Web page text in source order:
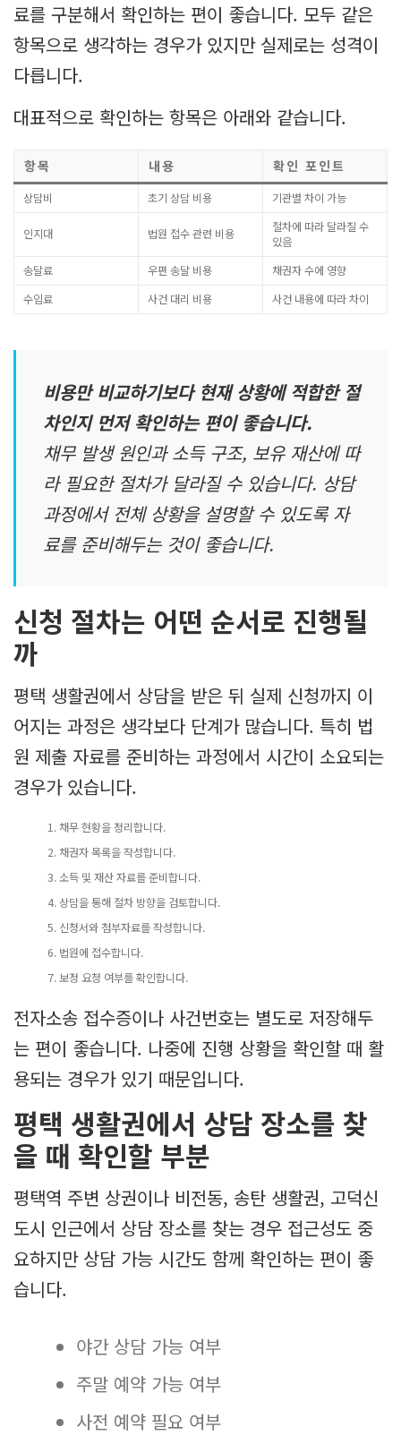
료를 구분해서 확인하는 편이 좋습니다. 모두 같은
항목으로 생각하는 경우가 있지만 실제로는 성격이
다릅니다.
대표적으로 확인하는 항목은 아래와 같습니다.
항목 내용 확인 포인트
상담비 초기 상담 비용 기관별 차이 가능
인지대 법원 접수 관련 비용
절차에 따라 달라질 수
있음
송달료
우편 송달 비용
채권자 수에 영향
수임료
사건 대리 비용 사건 내용에 따라 차이
비용만 비교하기보다 현재 상황에 적합한 절
차인지 먼저 확인하는 편이 좋습니다.
채무 발생 원인과 소득 구조, 보유 재산에 따
라 필요한 절차가 달라질 수 있습니다. 상담
과정에서 전체 상황을 설명할 수 있도록 자
료를 준비해두는 것이 좋습니다.
신청 절차는 어떤 순서로 진행될
까
평택 생활권에서 상담을 받은 뒤 실제 신청까지 이
어지는 과정은 생각보다 단계가 많습니다. 특히 법
원 제출 자료를 준비하는 과정에서 시간이 소요되는
경우가 있습니다.
채무 현황을 정리합니다.
채권자 목록을 작성합니다.
소득 및 재산 자료를 준비합니다.
상담을 통해 절차 방향을 검토합니다.
신청서와 첨부자료를 작성합니다.
법원에 접수합니다.
보정 요청 여부를 확인합니다.
전자소송 접수증이나 사건번호는 별도로 저장해두
는 편이 좋습니다. 나중에 진행 상황을 확인할 때 활
용되는 경우가 있기 때문입니다.
평택 생활권에서 상담 장소를 찾
을 때 확인할 부분
평택역 주변 상권이나 비전동, 송탄 생활권, 고덕신
도시 인근에서 상담 장소를 찾는 경우 접근성도 중
요하지만 상담 가능 시간도 함께 확인하는 편이 좋
습니다.
야간 상담 가능 여부
주말 예약 가능 여부
사전 예약 필요 여부